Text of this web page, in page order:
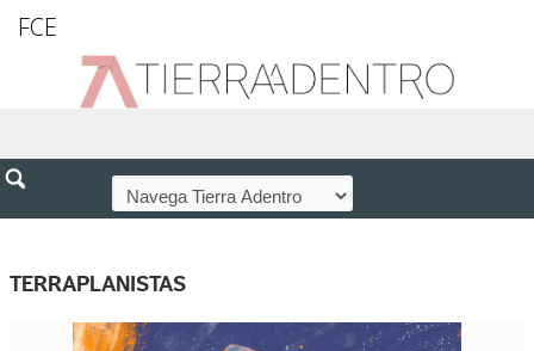
FCE
TERRAPLANISTAS